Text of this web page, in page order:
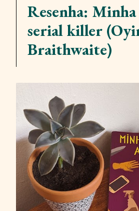
Resenha:
serial killer
Braithwaite)